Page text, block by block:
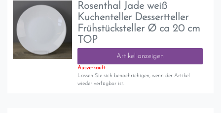
Rosenthal Jade weiß
Kuchenteller Dessertteller
Frühstücksteller Ø ca 20 cm
TOP
Artikel anzeigen
Ausverkauft
Lassen Sie sich benachrichigen, wenn der Artikel
wieder verfügbar ist.